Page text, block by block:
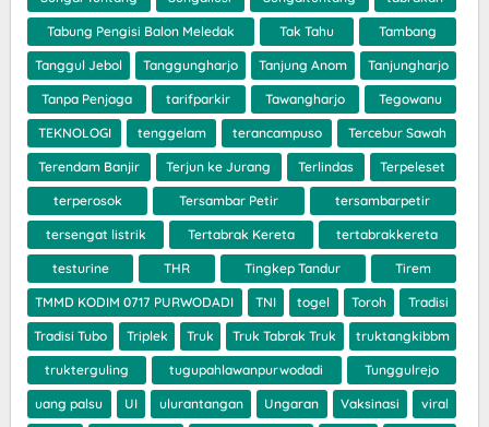
Tabung Pengisi Balon Meledak Tak Tahu Tambang
Tanggul Jebol Tanggungharjo Tanjung Anom Tanjungharjo
Tanpa Penjaga tarifparkir Tawangharjo Tegowanu
TEKNOLOGI tenggelam terancampuso Tercebur Sawah
Terendam Banjir Terjun ke Jurang Terlindas Terpeleset
terperosok Tersambar Petir tersambarpetir
tersengat listrik Tertabrak Kereta tertabrakkereta
testurine THR Tingkep Tandur Tirem
TMMD KODIM 0717 PURWODADI TNI togel Toroh Tradisi
Tradisi Tubo Triplek Truk Truk Tabrak Truk truktangkibbm
trukterguling tugupahlawanpurwodadi Tunggulrejo
uang palsu UI ulurantangan Ungaran Vaksinasi viral